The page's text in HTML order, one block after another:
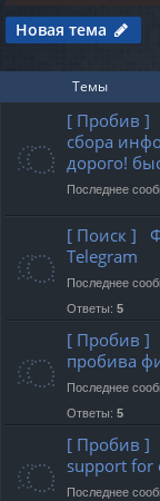
Новая тема
Темы
[ Пробив ]
сбора
дорого!
Последнее
[ Поиск ]
Telegram
Последнее
Ответы: 5
[ Пробив ]
пробива
Последнее
Ответы: 5
[ Пробив ]
support for
Последнее